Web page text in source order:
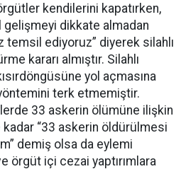
kendilerini kapatırken,
gelişmeyi dikkate almadan
temsil ediyoruz” diyerek silahlı
kararı almıştır. Silahlı
yol açmasına
terk etmemiştir.
33 askerin ölümüne ilişkin
kadar “33 askerin öldürülmesi
demiş olsa da eylemi
örgüt içi cezai yaptırımlara